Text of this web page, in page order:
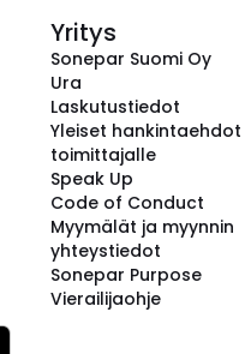
Yritys
Sonepar Suomi Oy
Ura
Laskutustiedot
Yleiset hankintaehdot
toimittajalle
Speak Up
Code of Conduct
Myymälät ja myynnin
yhteystiedot
Sonepar Purpose
Vierailijaohje